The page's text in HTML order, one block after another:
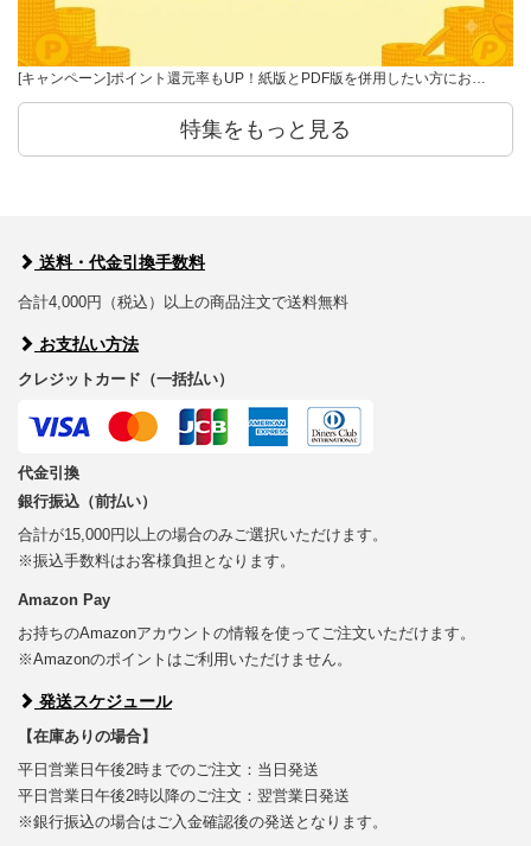
[キャンペーン]ポイント還元率もUP！紙版とPDF版を併用したい方にお…
特集をもっと見る
送料・代金引換手数料
合計4,000円（税込）以上の商品注文で送料無料
お支払い方法
クレジットカード（一括払い）
代金引換
銀行振込（前払い）
合計が15,000円以上の場合のみご選択いただけます。
※振込手数料はお客様負担となります。
Amazon Pay
お持ちのAmazonアカウントの情報を使ってご注文いただけます。
※Amazonのポイントはご利用いただけません。
発送スケジュール
【在庫ありの場合】
平日営業日午後2時までのご注文：当日発送
平日営業日午後2時以降のご注文：翌営業日発送
※銀行振込の場合はご入金確認後の発送となります。